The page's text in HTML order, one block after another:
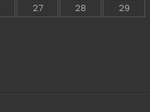
27 28
29